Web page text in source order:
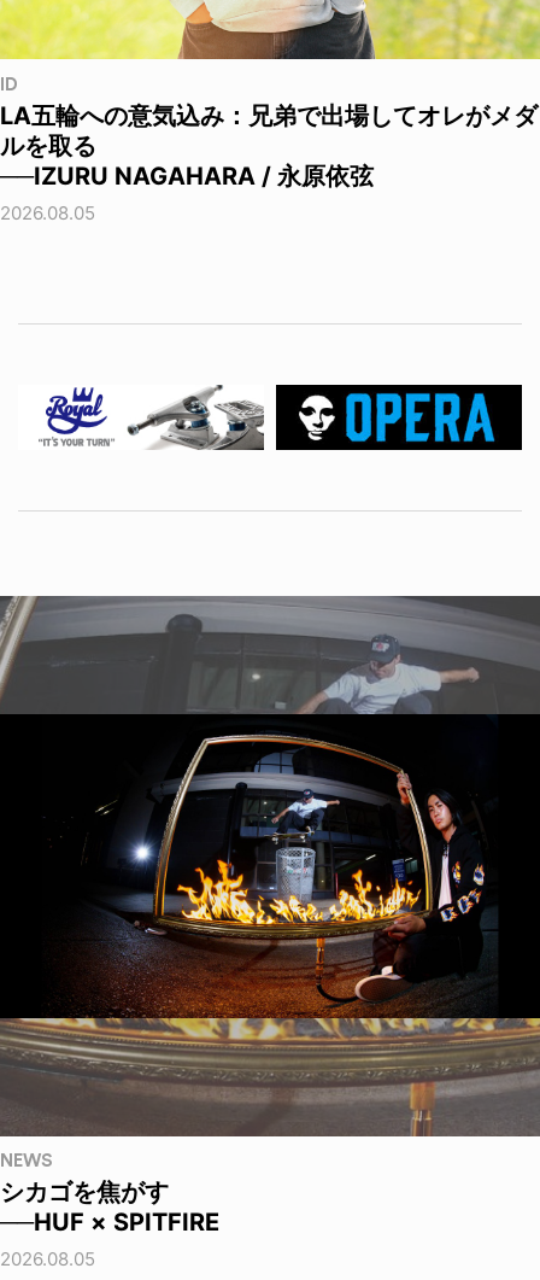
ID
LA五輪への意気込み：兄弟で出場してオレがメダ
ルを取る
──IZURU NAGAHARA / 永原依弦
2026.08.05
NEWS
シカゴを焦がす
──HUF × SPITFIRE
2026.08.05